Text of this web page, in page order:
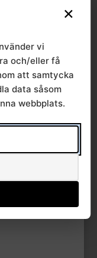
03-
×
vi
och/eller få
att samtycka
data såsom
webbplats.